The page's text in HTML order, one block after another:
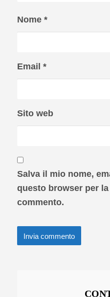
Nome *
Email *
Sito web
Salva il mio nome,
questo browser per
commento.